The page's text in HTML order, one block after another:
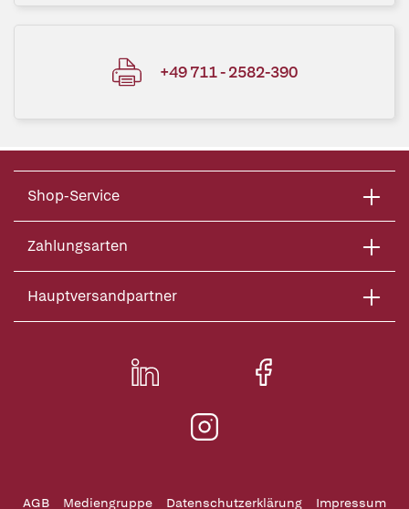
+49 711 - 2582-390
Shop-Service
Zahlungsarten
Hauptversandpartner
AGB Mediengruppe Datenschutzerklärung Impressum